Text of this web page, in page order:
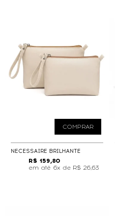
COMPRAR
NECESSAIRE BRILHANTE
R$ 159,80
6x de R$ 26,63